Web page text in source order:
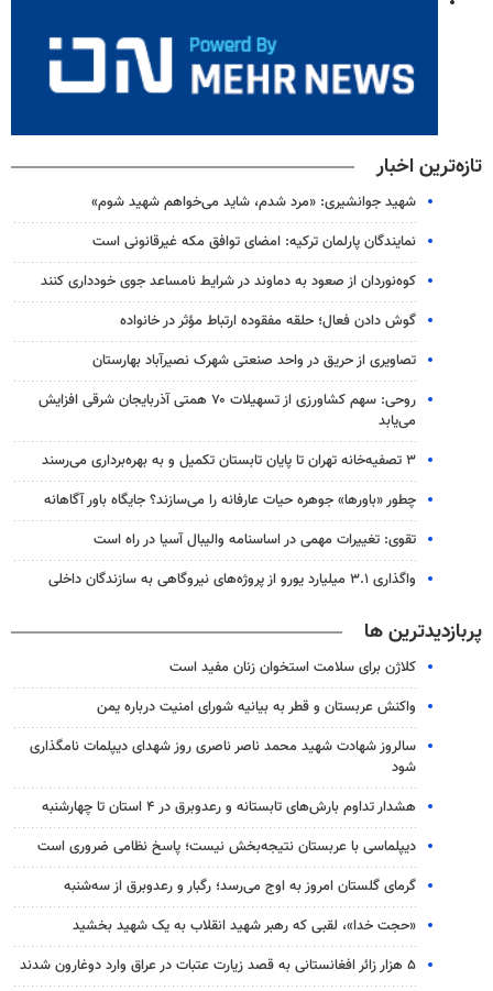
تازه‌ترین اخبار
شهید جوانشیری: «مرد شدم، شاید می‌خواهم شهید شوم»
نمایندگان پارلمان ترکیه: امضای توافق مکه غیرقانونی است
کوه‌نوردان از صعود به دماوند در شرایط نامساعد جوی خودداری کنند
گوش دادن فعال؛ حلقه مفقوده ارتباط مؤثر در خانواده
تصاویری از حریق در واحد صنعتی شهرک نصیرآباد بهارستان
روحی: سهم کشاورزی از تسهیلات ۷۰ همتی آذربایجان شرقی افزایش
می‌یابد
۳ ﺗﺼﻔﻴﻪ‌ﺧﺎﻧﻪ‌ تهران تا پایان تابستان تکمیل و به بهره‌برداری می‌رسند
چطور «باورها» جوهره حیات عارفانه را می‌سازند؟ جایگاه باور آگاهانه
تقوی: تغییرات مهمی در اساسنامه والیبال آسیا در راه است
واگذاری ۳.۱ میلیارد یورو از پروژه‌های نیروگاهی به سازندگان داخلی
پربازدیدترین ها
کلاژن برای سلامت استخوان زنان مفید است
واکنش عربستان و قطر به بیانیه شورای امنیت درباره یمن
سالروز شهادت شهید محمد ناصر ناصری روز شهدای دیپلمات نامگذاری
شود
هشدار تداوم بارش‌های تابستانه و رعدوبرق در ۴ استان تا چهارشنبه
دیپلماسی با عربستان نتیجه‌بخش نیست؛ پاسخ نظامی ضروری است
گرمای گلستان امروز به اوج می‌رسد؛ رگبار و رعدوبرق از سه‌شنبه
«حجت خدا»، لقبی که رهبر شهید انقلاب به یک شهید بخشید
۵ هزار زائر افغانستانی به قصد زیارت عتبات در عراق وارد دوغارون شدند